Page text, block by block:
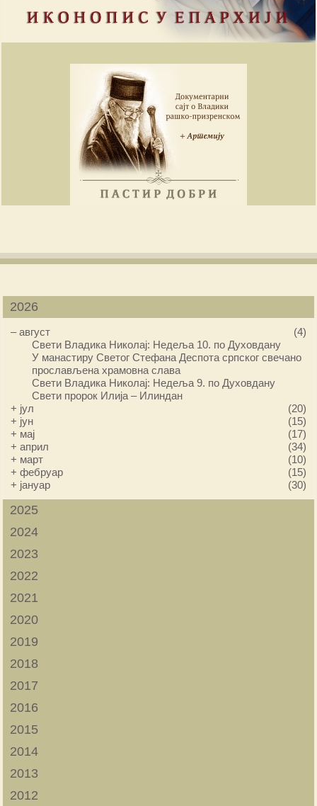
2026
–август
(4)
Свети Владика Николај: Недеља 10. по Духовдану
У манастиру Светог Стефана Деспота српског свечано
прослављена храмовна слава
Свети Владика Николај: Недеља 9. по Духовдану
Свети пророк Илија – Илиндан
+ јул
(20)
+ јун
(15)
+ мај
(17)
+април
(34)
+ март
(10)
+фебруар
(15)
+ јануар (30)
2025
2024
2023
2022
2021
2020
2019
2018
2017
2016
2015
2014
2013
2012